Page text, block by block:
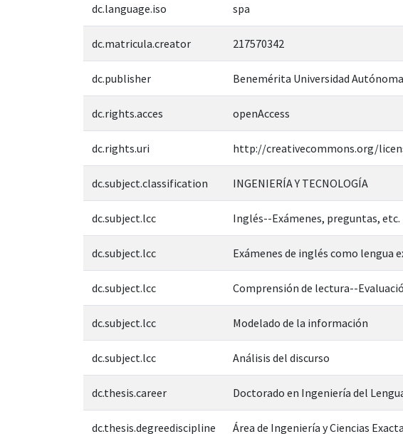
dc.language.iso spa
dc.matricula.creator 217570342
dc.publisher Benemérita Universidad
dc.rights.acces openAccess
dc.rights.uri http://creativecommons.org/
dc.subject.classification INGENIERÍA Y TECNOLOGÍA
dc.subject.lcc Inglés--Exámenes, preguntas, etc.
dc.subject.lcc Exámenes de inglés como
dc.subject.lcc Comprensión de lectura--
dc.subject.lcc Modelado de la información
dc.subject.lcc Análisis del discurso
dc.thesis.career Doctorado en Ingeniería del
dc.thesis.degreediscipline Área de Ingeniería y Ciencias